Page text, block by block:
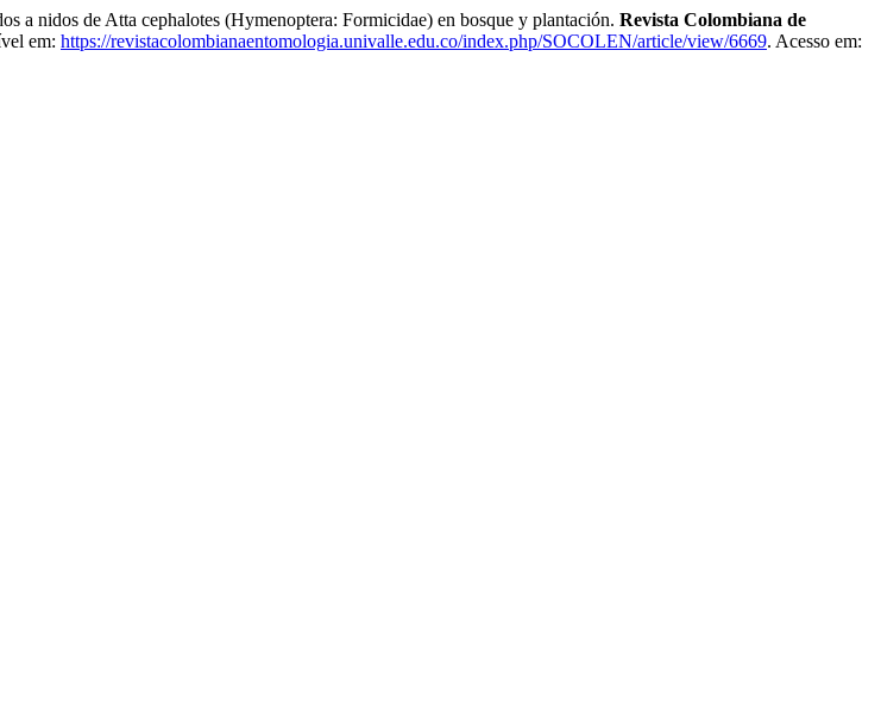
nidos de Atta cephalotes (Hymenoptera: Formicidae) en bosque y plantación. Revista Colombiana de
em: https://revistacolombianaentomologia.univalle.edu.co/index.php/SOCOLEN/article/view/6669. Acesso em: